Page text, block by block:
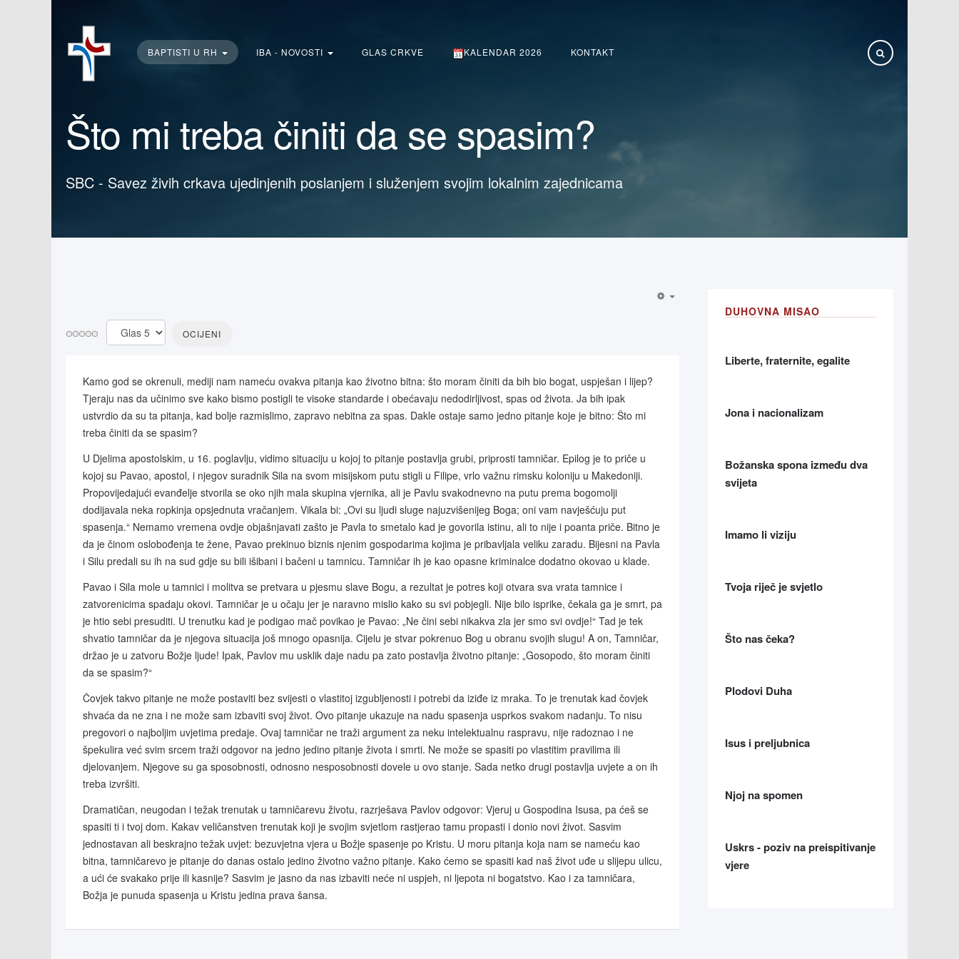
BAPTISTI U RH IBA - NOVOSTI GLAS CRKVE KALENDAR 2026 KONTAKT
Što mi treba činiti da se spasim?
SBC - Savez živih crkava ujedinjenih poslanjem i služenjem svojim lokalnim zajednicama
Molimo
ocijenite
Kamo god se okrenuli, mediji nam nameću ovakva pitanja kao životno bitna: što moram činiti da bih bio bogat, uspješan i lijep?
Tjeraju nas da učinimo sve kako bismo postigli te visoke standarde i obećavaju nedodirljivost, spas od života. Ja bih ipak
ustvrdio da su ta pitanja, kad bolje razmislimo, zapravo nebitna za spas. Dakle ostaje samo jedno pitanje koje je bitno: Što mi
treba činiti da se spasim?
U Djelima apostolskim, u 16. poglavlju, vidimo situaciju u kojoj to pitanje postavlja grubi, priprosti tamničar. Epilog je to priče u
kojoj su Pavao, apostol, i njegov suradnik Sila na svom misijskom putu stigli u Filipe, vrlo važnu rimsku koloniju u Makedoniji.
Propovijedajući evanđelje stvorila se oko njih mala skupina vjernika, ali je Pavlu svakodnevno na putu prema bogomolji
dodijavala neka ropkinja opsjednuta vračanjem. Vikala bi: „Ovi su ljudi sluge najuzvišenijeg Boga; oni vam navješćuju put
spasenja.“ Nemamo vremena ovdje objašnjavati zašto je Pavla to smetalo kad je govorila istinu, ali to nije i poanta priče. Bitno je
da je činom oslobođenja te žene, Pavao prekinuo biznis njenim gospodarima kojima je pribavljala veliku zaradu. Bijesni na Pavla
i Silu predali su ih na sud gdje su bili išibani i bačeni u tamnicu. Tamničar ih je kao opasne kriminalce dodatno okovao u klade.
Pavao i Sila mole u tamnici i molitva se pretvara u pjesmu slave Bogu, a rezultat je potres koji otvara sva vrata tamnice i
zatvorenicima spadaju okovi. Tamničar je u očaju jer je naravno mislio kako su svi pobjegli. Nije bilo isprike, čekala ga je smrt, pa
je htio sebi presuditi. U trenutku kad je podigao mač povikao je Pavao: „Ne čini sebi nikakva zla jer smo svi ovdje!“ Tad je tek
shvatio tamničar da je njegova situacija još mnogo opasnija. Cijelu je stvar pokrenuo Bog u obranu svojih slugu! A on, Tamničar,
držao je u zatvoru Božje ljude! Ipak, Pavlov mu usklik daje nadu pa zato postavlja životno pitanje: „Gosopodo, što moram činiti
da se spasim?“
Čovjek takvo pitanje ne može postaviti bez svijesti o vlastitoj izgubljenosti i potrebi da iziđe iz mraka. To je trenutak kad čovjek
shvaća da ne zna i ne može sam izbaviti svoj život. Ovo pitanje ukazuje na nadu spasenja usprkos svakom nadanju. To nisu
pregovori o najboljim uvjetima predaje. Ovaj tamničar ne traži argument za neku intelektualnu raspravu, nije radoznao i ne
špekulira već svim srcem traži odgovor na jedno jedino pitanje života i smrti. Ne može se spasiti po vlastitim pravilima ili
djelovanjem. Njegove su ga sposobnosti, odnosno nesposobnosti dovele u ovo stanje. Sada netko drugi postavlja uvjete a on ih
treba izvršiti.
Dramatičan, neugodan i težak trenutak u tamničarevu životu, razrješava Pavlov odgovor: Vjeruj u Gospodina Isusa, pa ćeš se
spasiti ti i tvoj dom. Kakav veličanstven trenutak koji je svojim svjetlom rastjerao tamu propasti i donio novi život. Sasvim
jednostavan ali beskrajno težak uvjet: bezuvjetna vjera u Božje spasenje po Kristu. U moru pitanja koja nam se nameću kao
bitna, tamničarevo je pitanje do danas ostalo jedino životno važno pitanje. Kako ćemo se spasiti kad naš život uđe u slijepu ulicu,
a ući će svakako prije ili kasnije? Sasvim je jasno da nas izbaviti neće ni uspjeh, ni ljepota ni bogatstvo. Kao i za tamničara,
Božja je punuda spasenja u Kristu jedina prava šansa.
DUHOVNA MISAO
Liberte, fraternite, egalite
Jona i nacionalizam
Božanska spona između dva
svijeta
Imamo li viziju
Tvoja riječ je svjetlo
Što nas čeka?
Plodovi Duha
Isus i preljubnica
Njoj na spomen
Uskrs - poziv na preispitivanje
vjere